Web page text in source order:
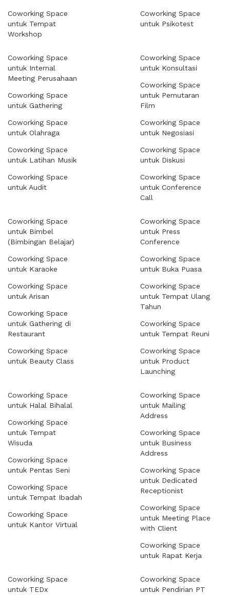
Coworking Space
untuk Tempat
Workshop
Coworking Space
untuk Psikotest
Coworking Space
untuk Internal
Meeting Perusahaan
Coworking Space
untuk Gathering
Coworking Space
untuk Olahraga
Coworking Space
untuk Latihan Musik
Coworking Space
untuk Audit
Coworking Space
untuk Konsultasi
Coworking Space
untuk Pemutaran
Film
Coworking Space
untuk Negosiasi
Coworking Space
untuk Diskusi
Coworking Space
untuk Conference
Call
Coworking Space
untuk Bimbel
(Bimbingan Belajar)
Coworking Space
untuk Karaoke
Coworking Space
untuk Arisan
Coworking Space
untuk Gathering di
Restaurant
Coworking Space
untuk Beauty Class
Coworking Space
untuk Press
Conference
Coworking Space
untuk Buka Puasa
Coworking Space
untuk Tempat Ulang
Tahun
Coworking Space
untuk Tempat Reuni
Coworking Space
untuk Product
Launching
Coworking Space
untuk Halal Bihalal
Coworking Space
untuk Tempat
Wisuda
Coworking Space
untuk Pentas Seni
Coworking Space
untuk Tempat Ibadah
Coworking Space
untuk Kantor Virtual
Coworking Space
untuk Mailing
Address
Coworking Space
untuk Business
Address
Coworking Space
untuk Dedicated
Receptionist
Coworking Space
untuk Meeting Place
with Client
Coworking Space
untuk Rapat Kerja
Coworking Space
untuk TEDx
Coworking Space
untuk Pendirian PT